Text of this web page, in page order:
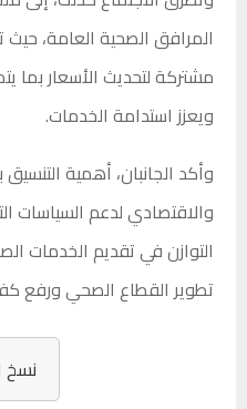
المرافق الصحية العامة،
مشتركة لتحديث الأسعار بما
ويعزز استدامة الخدمات.
وأكد الجانبان، أهمية
والاقتصادي لدعم السياسات
التوازن في تقديم الخدمات
تطوير القطاع الصحي ورفع
نسخ